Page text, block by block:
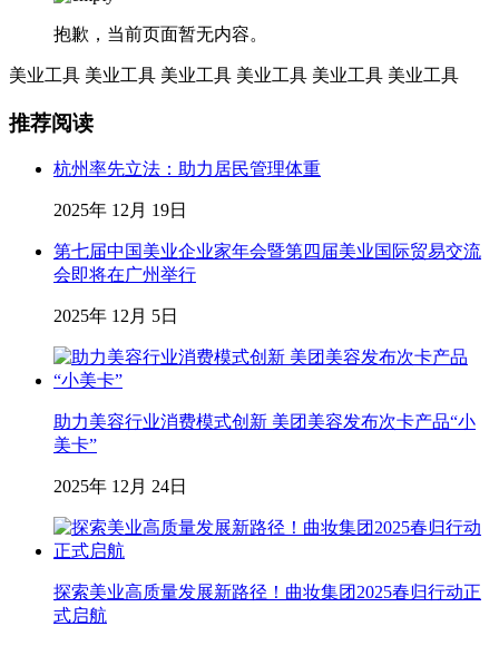
抱歉，当前页面暂无内容。
美业工具 美业工具 美业工具 美业工具 美业工具 美业工具
推荐阅读
杭州率先立法：助力居民管理体重
2025年 12月 19日
第七届中国美业企业家年会暨第四届美业国际贸易交流
会即将在广州举行
2025年 12月 5日
助力美容行业消费模式创新 美团美容发布次卡产品“小
美卡”
2025年 12月 24日
探索美业高质量发展新路径！曲妆集团2025春归行动正
式启航